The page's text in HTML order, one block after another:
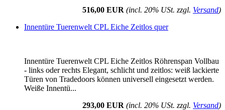
516,00 EUR (incl. 20% USt. zzgl. Versand)
Innentüre Tuerenwelt CPL Eiche Zeitlos quer
Innentüre Tuerenwelt CPL Eiche Zeitlos Röhrenspan Vollbau
- links oder rechts Elegant, schlicht und zeitlos: weiß lackierte
Türen von Tradedoors können universell eingesetzt werden.
Weiße Innentü...
293,00 EUR (incl. 20% USt. zzgl. Versand)